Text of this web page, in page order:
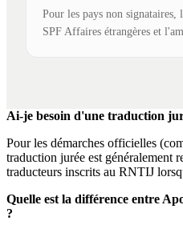
Pour les pays non
SPF Affaires étrangères et
Ai-je besoin d'une traduction
Pour les démarches officielles
traduction jurée est généralement
traducteurs inscrits au RNTIJ
Quelle est la différence entre
?